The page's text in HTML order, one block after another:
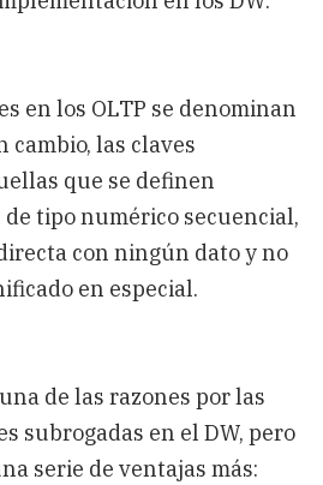
en los OLTP se denominan
cambio, las claves
que se definen
tipo numérico secuencial,
con ningún dato y no
en especial.
de las razones por las
subrogadas en el DW, pero
serie de ventajas más: